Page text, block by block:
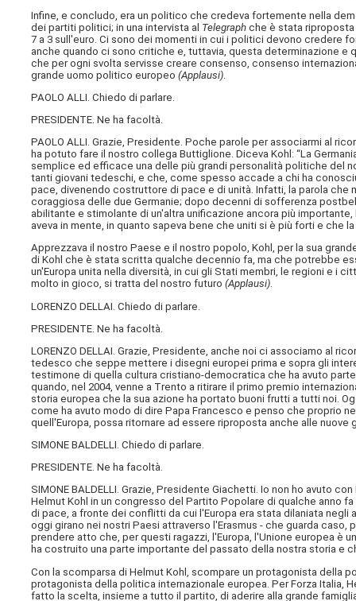
Infine, e concludo, era un politico che credeva fortemente nella
dei partiti politici; in una intervista al Telegraph che è stata riproposta
7 a 3 sull'euro. Ci sono dei momenti in cui i politici devono
anche quando ci sono critiche e, tuttavia, questa determinazione
che per ogni svolta servisse creare consenso, consenso
grande uomo politico europeo(Applausi)
PAOLO ALLI. Chiedo di parlare.
PRESIDENTE. Ne ha facoltà.
PAOLO ALLI. Grazie, Presidente. Poche parole per associarmi al
ha potuto fare il nostro collega Buttiglione. Diceva Kohl: “La
semplice ed efficace una delle più grandi personalità politiche del
tanti giovani tedeschi, e che, come spesso accade a chi ha
pace, divenendo costruttore di pace e di unità. Infatti, la parola che
coraggiosa delle due Germanie; dopo decenni di sofferenza
abilitante e stimolante di un'altra unificazione ancora più
aveva in mente, in quanto sapeva bene che uniti si è più forti e che
Apprezzava il nostro Paese e il nostro popolo, Kohl, per la sua
di Kohl che è stata scritta qualche decennio fa, ma che potrebbe
un'Europa unita nella diversità, in cui gli Stati membri, le regioni e i
molto in gioco, si tratta del nostro futuro(Applausi).
LORENZO DELLAI. Chiedo di parlare.
PRESIDENTE. Ne ha facoltà.
LORENZO DELLAI. Grazie, Presidente, anche noi ci associamo al
tedesco che seppe mettere i disegni europei prima e sopra gli
testimone di quella cultura cristiano-democratica che ha avuto
quando, nel 2004, venne a Trento a ritirare il primo premio
storia europea che la sua azione ha portato buoni frutti a tutti noi.
come ha avuto modo di dire Papa Francesco e penso che proprio
quell'Europa, possa ritornare ad essere riproposta anche alle nuove
SIMONE BALDELLI. Chiedo di parlare.
PRESIDENTE. Ne ha facoltà.
SIMONE BALDELLI. Grazie, Presidente Giachetti. Io non ho avuto
Helmut Kohl in un congresso del Partito Popolare di qualche anno
di pace, a fronte dei conflitti da cui l'Europa era stata dilaniata negli
oggi girano nei nostri Paesi attraverso l'Erasmus - che guarda
prendere atto che, per questi ragazzi, l'Europa, l'Unione europea è
ha costruito una parte importante del passato della nostra storia e
Con la scomparsa di Helmut Kohl, scompare un protagonista della
protagonista della politica internazionale europea. Per Forza Italia,
fatto la scelta, insieme a tutto il partito, di aderire alla grande